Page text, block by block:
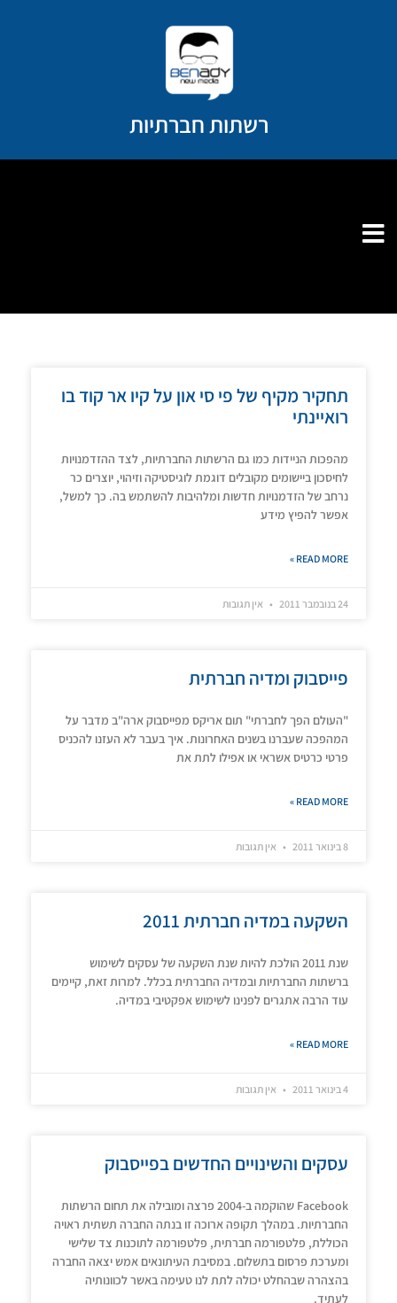
רשתות חברתיות
תחקיר מקיף של פי סי און על קיו אר קוד בו
רואיינתי
מהפכות הניידות כמו גם הרשתות החברתיות, לצד ההזדמנויות
לחיסכון ביישומים מקובלים דוגמת לוגיסטיקה וזיהוי, יוצרים כר
נרחב של הזדמנויות חדשות ומלהיבות להשתמש בה. כך למשל,
אפשר להפיץ מידע
READ MORE »
24 בנובמבר 2011 אין תגובות
פייסבוק ומדיה חברתית
"העולם הפך לחברתי" תום אריקס מפייסבוק ארה"ב מדבר על
המהפכה שעברנו בשנים האחרונות. איך בעבר לא העזנו להכניס
פרטי כרטיס אשראי או אפילו לתת את
READ MORE »
8 בינואר 2011 אין תגובות
השקעה במדיה חברתית 2011
שנת 2011 הולכת להיות שנת השקעה של עסקים לשימוש
ברשתות החברתיות ובמדיה החברתית בכלל. למרות זאת, קיימים
עוד הרבה אתגרים לפנינו לשימוש אפקטיבי במדיה.
READ MORE »
4 בינואר 2011 אין תגובות
עסקים והשינויים החדשים בפייסבוק
Facebook שהוקמה ב-2004 פרצה ומובילה את תחום הרשתות
החברתיות. במהלך תקופה ארוכה זו בנתה החברה תשתית ראויה
הכוללת, פלטפורמה חברתית, פלטפורמה לתוכנות צד שלישי
ומערכת פרסום בתשלום. במסיבת העיתונאים אמש יצאה החברה
בהצהרה שבהחלט יכולה לתת לנו טעימה באשר לכוונותיה
לעתיד.